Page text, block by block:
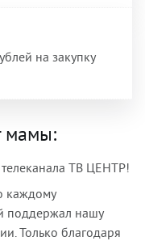
на закупку
мамы:
ТВ ЦЕНТР!
каждому
поддержал нашу
Только благодаря